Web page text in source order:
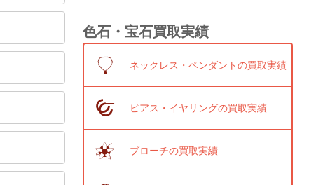
色石・宝石買取実績
ネックレス・ペンダントの買取実績
ピアス・イヤリングの買取実績
ブローチの買取実績